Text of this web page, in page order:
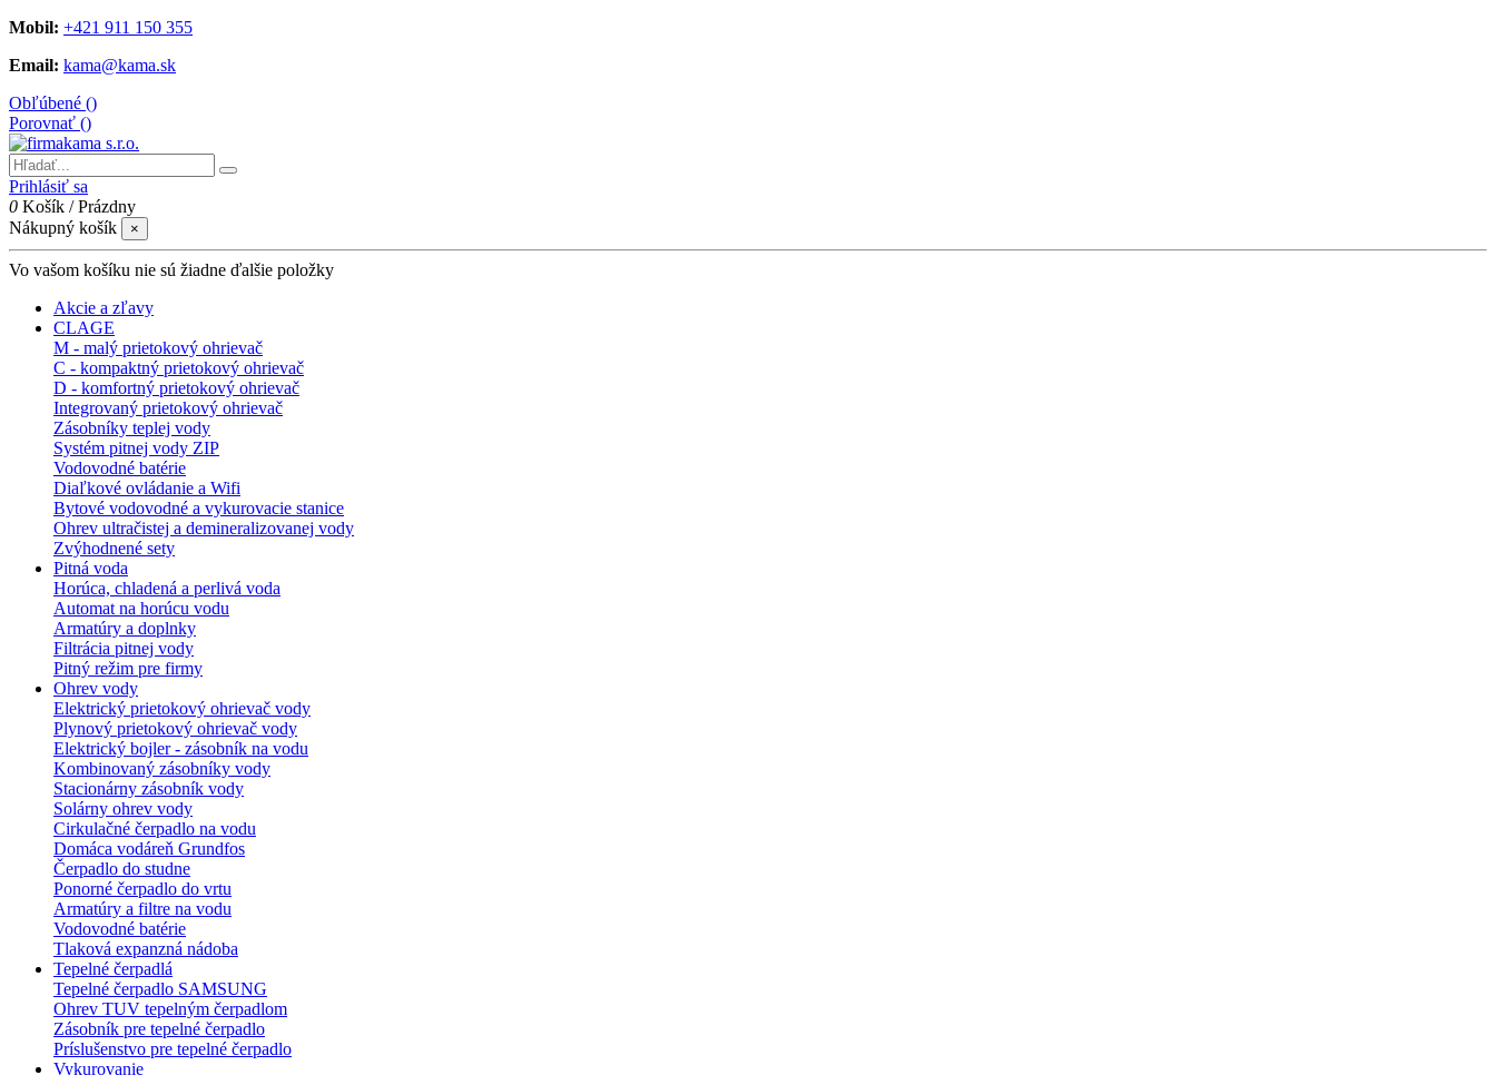
Mobil: +421 911 150 355
Email: kama@kama.sk
Obľúbené ()
Porovnať ()
Prihlásiť sa
0 Košík /Prázdny
Nákupný košík
×
Vo vašom košíku nie sú žiadne ďalšie položky
Akcie a zľavy
CLAGE
M - malý prietokový ohrievač
C - kompaktný prietokový ohrievač
D - komfortný prietokový ohrievač
Integrovaný prietokový ohrievač
Zásobníky teplej vody
Systém pitnej vody ZIP
Vodovodné batérie
Diaľkové ovládanie a Wifi
Bytové vodovodné a vykurovacie stanice
Ohrev ultračistej a demineralizovanej vody
Zvýhodnené sety
Pitná voda
Horúca, chladená a perlivá voda
Automat na horúcu vodu
Armatúry a doplnky
Filtrácia pitnej vody
Pitný režim pre firmy
Ohrev vody
Elektrický prietokový ohrievač vody
Plynový prietokový ohrievač vody
Elektrický bojler - zásobník na vodu
Kombinovaný zásobníky vody
Stacionárny zásobník vody
Solárny ohrev vody
Cirkulačné čerpadlo na vodu
Domáca vodáreň Grundfos
Čerpadlo do studne
Ponorné čerpadlo do vrtu
Armatúry a filtre na vodu
Vodovodné batérie
Tlaková expanzná nádoba
Tepelné čerpadlá
Tepelné čerpadlo SAMSUNG
Ohrev TUV tepelným čerpadlom
Zásobník pre tepelné čerpadlo
Príslušenstvo pre tepelné čerpadlo
Vykurovanie